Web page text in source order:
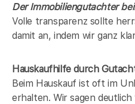
Der Immobiliengutachter
Volle transparenz sollte
damit an, indem wir ganz
Hauskaufhilfe durch
Beim Hauskauf ist oft im
erhalten. Wir sagen